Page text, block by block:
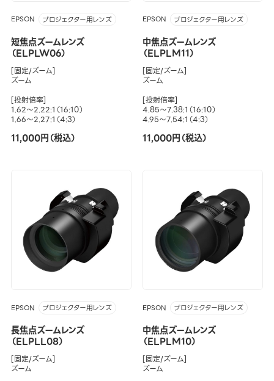
EPSON プロジェクター用レンズ
短焦点ズームレンズ
（ELPLW06）
[固定/ズーム]
ズーム
[投射倍率]
1.62～2.22:1（16:10）
1.66～2.27:1（4:3）
11,000円（税込）
EPSON プロジェクター用レンズ
中焦点ズームレンズ
（ELPLM11）
[固定/ズーム]
ズーム
[投射倍率]
4.85～7.38:1（16:10）
4.95～7.54:1（4:3）
11,000円（税込）
EPSON プロジェクター用レンズ
長焦点ズームレンズ
（ELPLL08）
[固定/ズーム]
ズーム
EPSON プロジェクター用レンズ
中焦点ズームレンズ
（ELPLM10）
[固定/ズーム]
ズーム